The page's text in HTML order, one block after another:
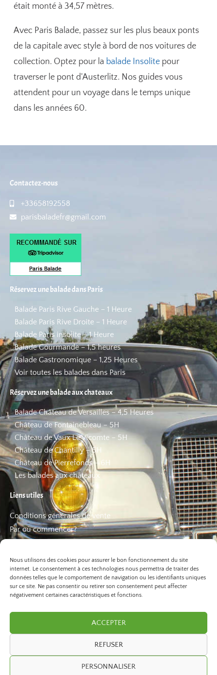
Nous utilisons des cookies pour assurer le bon fonctionnement du site
internet. Le consentement à ces technologies nous permettra de traiter des
données telles que le comportement de navigation ou les identifiants uniques
sur ce site. Ne pas consentir ou retirer son consentement peut affecter
négativement certaines caractéristiques et fonctions.
ACCEPTER
REFUSER
PERSONNALISER
était monté à 34,57 mètres.
Avec Paris Balade, passez sur les plus beaux ponts
de la capitale avec style à bord de nos voitures de
collection. Optez pour la balade Insolite pour
traverser le pont d’Austerlitz. Nos guides vous
attendent pour un voyage dans le temps unique
dans les années 60.
Contactez-nous
+33658192558
parisbaladefr@gmail.com
Réservez une balade dans Paris
Balade Paris Rive Gauche – 1 Heure
Balade Paris Rive Droite – 1 Heure
Balade Paris insolite – 1 Heure
Balade Gourmande – 1,5 heures
Balade Gastronomique – 1,25 Heures
Voir toutes les balades dans Paris
Réservez une balade aux chateaux
Balade Château de Versailles – 4,5 Heures
Château de Fontainebleau – 5H
Château de Vaux Le Vicomte – 5H
Château de Chantilly – 5H
Château de Pierrefonds – 6H
Les balades aux châteaux
Liens utiles
Conditions générales de vente
Par où commencer?
Les bons plans
©2026 Paris Balade. Tous droits réservé.